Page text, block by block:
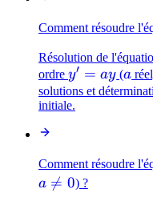
Comment résoudre
Résolution de
ordre y'
=
ay
y′ = ay (a
a
solutions et
initiale.
Comment résoudre
a 
= 0) ?